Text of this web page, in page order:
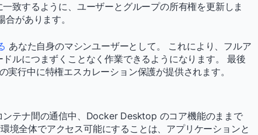
致するように、ユーザーとグループの所有権を更新しま
合があります。
あなた自身のマシンユーザーとして。 これにより、フルア
ルにつまずくことなく作業できるようになります。 最後
行中に特権エスカレーション保護が提供されます。
テナ間の通信中、Docker Desktop のコア機能のままで
境全体でアクセス可能にすることは、アプリケーションと